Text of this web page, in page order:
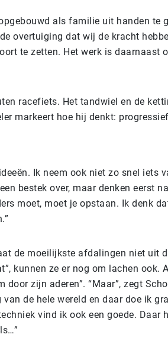
als familie uit handen te
overtuiging dat wij de kracht
te zetten. Het werk is daarnaast
racefiets. Het tandwiel en de
markeert hoe hij denkt:
Ik neem ook niet zo snel iets
bestek over, maar denken eerst
moet, moet je opstaan. Ik denk
de moeilijkste afdalingen niet uit
kunnen ze er nog om lachen ook.
door zijn aderen”. “Maar”, zegt
de hele wereld en daar doe ik
vind ik ook een goede. Daar